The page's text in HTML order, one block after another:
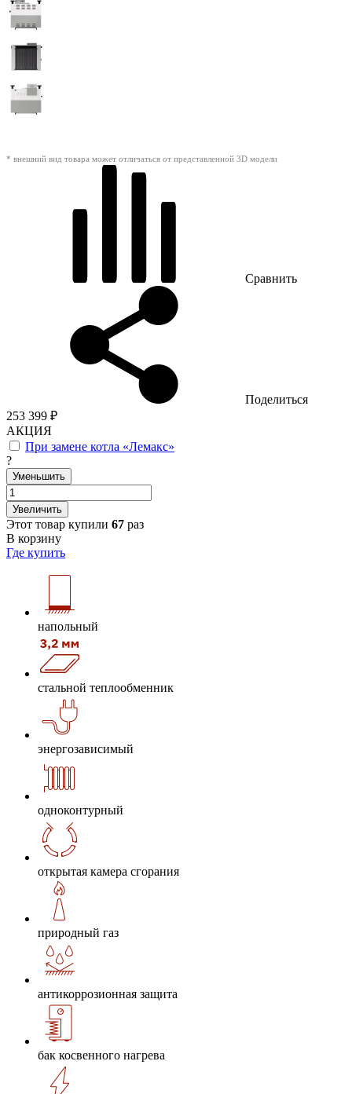
* внешний вид товара может отличаться от представленной 3D модели
Сравнить
Поделиться
253 399 ₽
АКЦИЯ
При замене котла «Лемакс»
?
Уменьшить
Увеличить
Этот товар купили 67 раз
В корзину
Где купить
напольный
стальной теплообменник
энергозависимый
одноконтурный
открытая камера сгорания
природный газ
антикоррозионная защита
бак косвенного нагрева